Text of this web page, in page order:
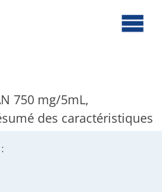
750 mg/5mL,
des caractéristiques